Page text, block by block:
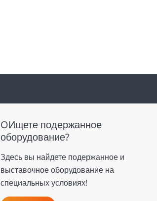
OИщете подержанное
оборудование?
Здесь вы найдете подержанное и
выставочное оборудование на
специальных условиях!